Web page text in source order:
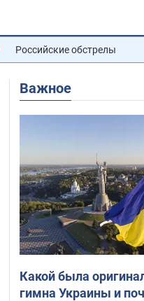
Российские обстрелы
Важное
Какой была
гимна Украины и